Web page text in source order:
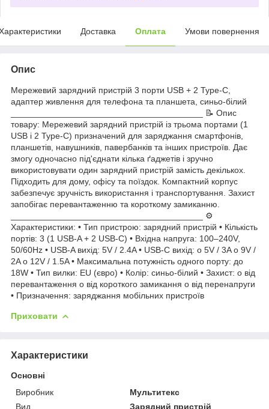
Доставка Оплата Умови повернення
Опис
Мережевий зарядний пристрій 3 порти USB + 2 Type-C,
адаптер живлення для телефона та планшета, синьо-білий
________________________________________ 📝 Опис
товару: Мережевий зарядний пристрій із трьома портами (1
USB і 2 Type-C) призначений для заряджання смартфонів,
планшетів, навушників, павербанків та інших пристроїв. Дає
змогу одночасно під'єднати кілька ґаджетів і зручно
використовувати один зарядний пристрій замість декількох.
Підходить для дому, офісу та поїздок. Компактний корпус
забезпечує зручність використання і транспортування. Захист
запобігає перевантаженню та короткому замиканню.
________________________________________ ⚙️
Характеристики: • Тип пристрою: зарядний пристрій • Кількість
портів: 3 (1 USB-A + 2 USB-C) • Вхідна напруга: 100–240V,
50/60Hz • USB-A вихід: 5V / 2.4A • USB-C вихід: o 5V / 3A o 9V /
2A o 12V / 1.5A • Максимальна потужність одного порту: до
18W • Тип вилки: EU (євро) • Колір: синьо-білий • Захист: o від
перевантаження o від короткого замикання o від перенапруги
• Призначення: заряджання мобільних пристроїв
Приховати
Характеристики
Основні
Виробник
Мультитекс
Вид
Зарядний пристрій